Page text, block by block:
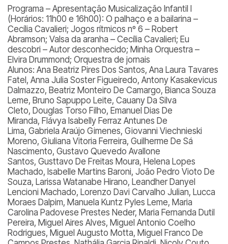
Programa – Apresentação Musicalização Infantil I
(Horários: 11h00 e 16h00): O palhaço e a bailarina –
Cecília Cavalieri; Jogos rítmicos nº 6 – Robert
Abramson; Valsa da aranha – Cecília Cavalieri; Eu
descobri – Autor desconhecido; Minha Orquestra –
Elvira Drummond; Orquestra de jornais
Alunos: Ana Beatriz Pires Dos Santos, Ana Laura Tavares
Fatel, Anna Julia Soster Figueiredo, Antony Kasakevicus
Dalmazzo, Beatriz Monteiro De Camargo, Bianca Souza
Leme, Bruno Sapuppo Leite, Cauany Da Silva
Cleto, Douglas Torso Filho, Emanuel Dias De
Miranda, Flávya Isabelly Ferraz Antunes De
Lima, Gabriela Araújo Gimenes, Giovanni Viechnieski
Moreno, Giuliana Vitoria Ferreira, Guilherme De Sá
Nascimento, Gustavo Quevedo Avallone
Santos, Gusttavo De Freitas Moura, Helena Lopes
Machado, Isabelle Martins Baroni, João Pedro Vioto De
Souza, Larissa Watanabe Hirano, Leandher Danyel
Lencioni Machado, Lorenzo Davi Carvalho Julian, Lucca
Moraes Dalpim, Manuela Kuntz Pyles Leme, Maria
Carolina Padovese Prestes Neder, Maria Fernanda Dutil
Pereira, Miguel Aires Alves, Miguel Antonio Coelho
Rodrigues, Miguel Augusto Motta, Miguel Franco De